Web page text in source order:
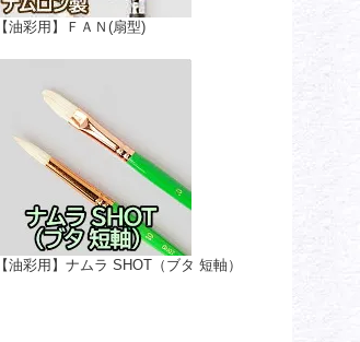
【油彩用】ＦＡＮ(扇型)
【油彩用】ナムラ SHOT（ブタ 短軸）